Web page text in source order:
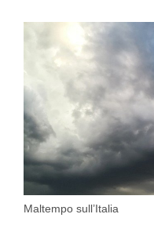
Maltempo sull’Italia